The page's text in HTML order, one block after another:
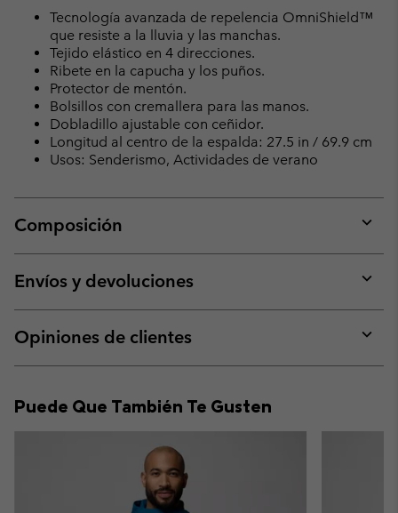
Tecnología avanzada de repelencia OmniShield™
que resiste a la lluvia y las manchas.
Tejido elástico en 4 direcciones.
Ribete en la capucha y los puños.
Protector de mentón.
Bolsillos con cremallera para las manos.
Dobladillo ajustable con ceñidor.
Longitud al centro de la espalda: 27.5 in / 69.9 cm
Usos: Senderismo, Actividades de verano
Composición
or
Envíos y devoluciones
or
Opiniones de clientes
or
Puede Que También Te Gusten